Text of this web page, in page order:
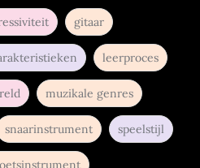
gitaar
leerproces
muzikale genres
snaarinstrument speelstijl